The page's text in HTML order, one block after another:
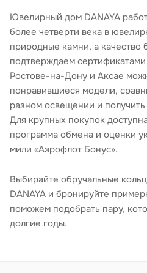
Ювелирный дом DANAYA
более четверти века в
природные камни, а качество
подтверждаем
Ростове-на-Дону и Аксае
понравившиеся модели,
разном освещении и
Для крупных покупок
программа обмена и оценки
мили «Аэрофлот Бонус».
Выбирайте обручальные
DANAYA и бронируйте
поможем подобрать пару,
долгие годы.